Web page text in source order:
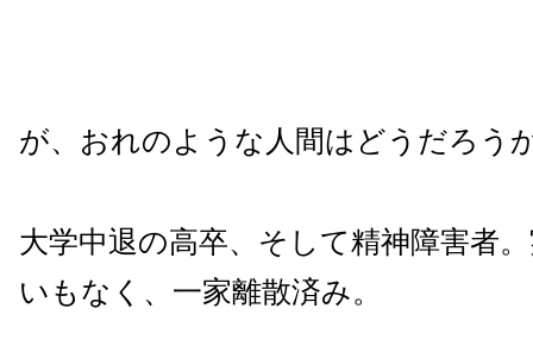
が、おれのような人間はどうだろう
大学中退の高卒、そして精神障害者
いもなく、一家離散済み。